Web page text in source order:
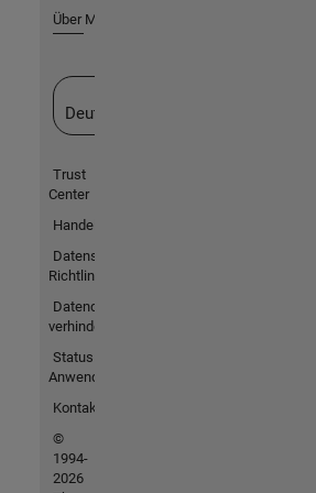
Über MathWorks
Deutschland
Trust
Center
Handelsmarken
Datenschutz-
Richtlinien
Datendiebstahl
verhindern
Status von
Anwendungen
Kontakt
©
1994-
2026